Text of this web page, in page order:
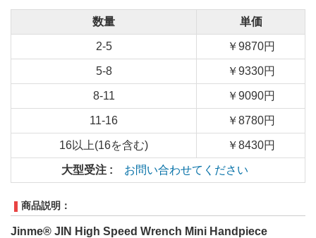
数量 単価
2-5 ￥9870円
5-8 ￥9330円
8-11 ￥9090円
11-16 ￥8780円
16以上(16を含む) ￥8430円
大型受注 : お問い合わせてください
商品説明：
Jinme® JIN High Speed Wrench Mini Handpiece